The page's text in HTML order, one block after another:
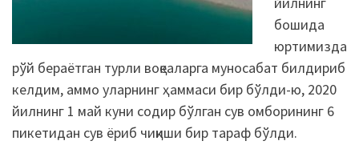
бошида
юртимизда
рўй бераётган турли воқеаларга муносабат билдириб
келдим, аммо уларнинг ҳаммаси бир бўлди-ю, 2020
йилнинг 1 май куни содир бўлган сув омборининг 6
пикетидан сув ёриб чиқиши бир тараф бўлди.